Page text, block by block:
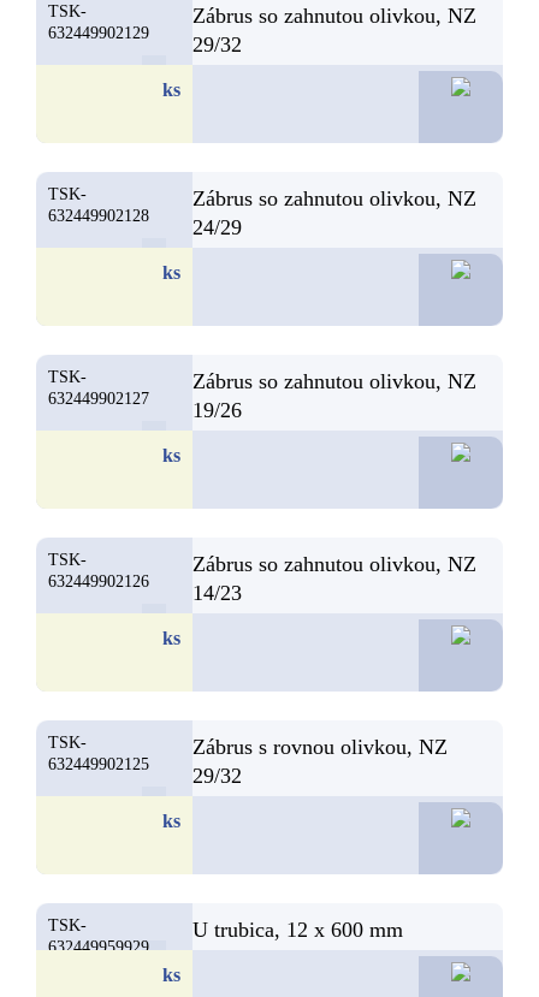
TSK-
632449902129
Zábrus so zahnutou olivkou, NZ
29/32
ks
TSK-
632449902128
Zábrus so zahnutou olivkou, NZ
24/29
ks
TSK-
632449902127
Zábrus so zahnutou olivkou, NZ
19/26
ks
TSK-
632449902126
Zábrus so zahnutou olivkou, NZ
14/23
ks
TSK-
632449902125
Zábrus s rovnou olivkou, NZ
29/32
ks
TSK-
632449959929
U trubica, 12 x 600 mm
ks